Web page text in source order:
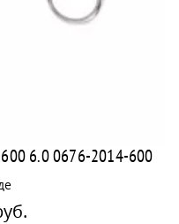
6.0 0676-2014-600